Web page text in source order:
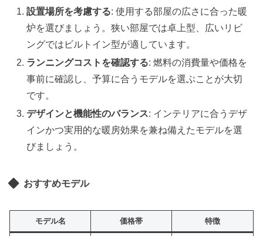
設置場所を考慮する: 使用する部屋の広さに合った暖
炉を選びましょう。狭い部屋では卓上型、広いリビ
ングではビルトイン型が適しています。
ランニングコストを確認する: 燃料の消費量や価格を
事前に確認し、予算に合うモデルを選ぶことが大切
です。
デザインと機能性のバランス: インテリアに合うデザ
インかつ実用的な暖房効果を兼ね備えたモデルを選
びましょう。
おすすめモデル
モデル名 価格帯 特徴